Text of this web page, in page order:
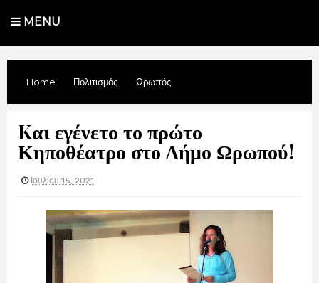
MENU
Home Πολιτισμός Ωρωπός
Kαι εγένετο το πρώτο
Κηποθέατρο στο Δήμο Ωρωπού!
Ιουλίου 15, 2021